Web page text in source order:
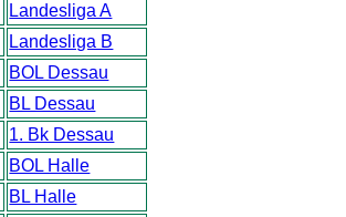
Landesliga A
Landesliga B
BOL Dessau
BL Dessau
1. Bk Dessau
BOL Halle
BL Halle